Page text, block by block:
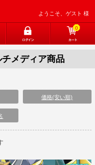
ようこそ、ゲスト 様
0
メディア商品
価格(安い順)